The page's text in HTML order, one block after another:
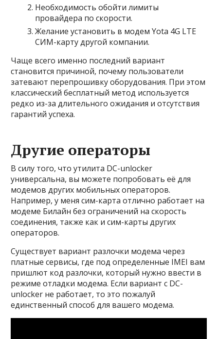
Необходимостьобойти лимиты
провайдера по скорости.
Желание установить в модем Yota 4G LTE
СИМ-карту другой компании.
Чаще всего именно последний вариант
становится причиной, почему пользователи
затевают перепрошивку оборудования. При этом
классический бесплатный метод используется
редко из-за длительного ожидания и отсутствия
гарантий успеха.
Другие операторы
В силу того, что утилита DC-unlocker
универсальна, вы можете попробовать её для
модемов других мобильных операторов.
Например, у меня сим-карта отлично работает на
модеме Билайн без ограничений на скорость
соединения, также как и сим-карты других
операторов.
Существует вариант разлочки модема через
платные сервисы, где под определенные IMEI вам
пришлют код разлочки, который нужно ввести в
режиме отладки модема. Если вариант с DC-
unlocker не работает, то это пожалуй
единственный способ для вашего модема.